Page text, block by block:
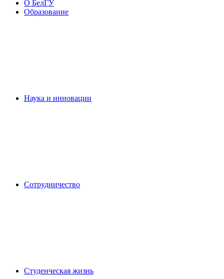
О БелГУ
Образование
Наука и инновации
Сотрудничество
Студенческая жизнь